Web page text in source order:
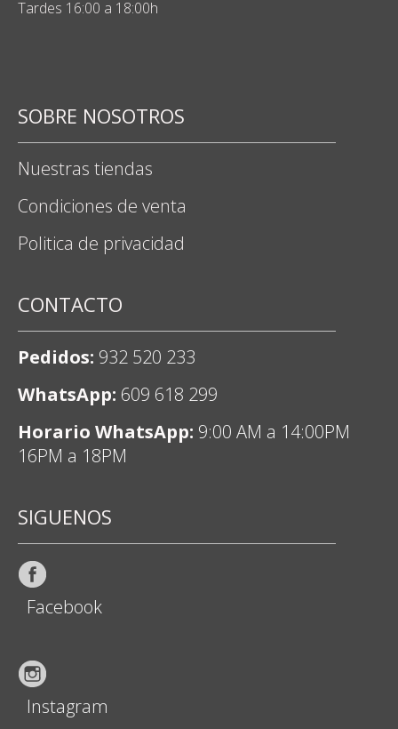
Tardes 16:00 a 18:00h
SOBRE NOSOTROS
Nuestras tiendas
Condiciones de venta
Politica de privacidad
CONTACTO
Pedidos: 932 520 233
WhatsApp: 609 618 299
Horario WhatsApp: 9:00 AM a 14:00PM
16PM a 18PM
SIGUENOS
Facebook
Instagram